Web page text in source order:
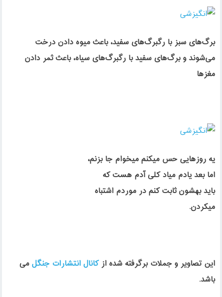
برگ‌های سبز با رگبرگ‌های سفید، باعث میوه دادن درخت
می‌شوند و برگ‌های سفید با رگبرگ‌های سیاه، باعث ثمر دادن
مغزها
يه روزهايى حس ميكنم ميخوام جا بزنم،
اما بعد يادم مياد كلى آدم هست كه
بايد بهشون ثابت كنم در موردم اشتباه
ميكردن.
این تصاویر و جملات برگرفته شده ازکانال انتشارات جنگل می
باشد.